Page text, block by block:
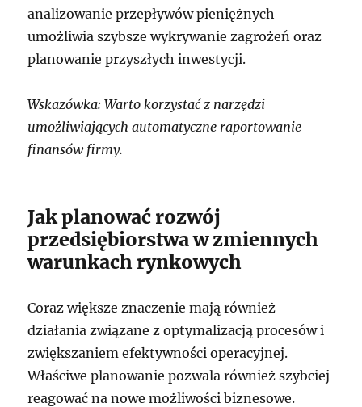
analizowanie przepływów pieniężnych
umożliwia szybsze wykrywanie zagrożeń oraz
planowanie przyszłych inwestycji.
Wskazówka: Warto korzystać z narzędzi
umożliwiających automatyczne raportowanie
finansów firmy.
Jak planować rozwój
przedsiębiorstwa w zmiennych
warunkach rynkowych
Coraz większe znaczenie mają również
działania związane z optymalizacją procesów i
zwiększaniem efektywności operacyjnej.
Właściwe planowanie pozwala również szybciej
reagować na nowe możliwości biznesowe.